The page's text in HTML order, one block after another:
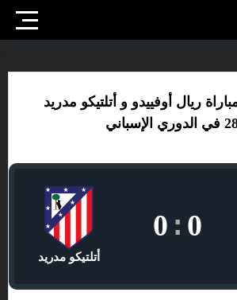
ريال أوفييدو و أتلتيكو مدريد
0
:
0
أتلتيكو مدريد